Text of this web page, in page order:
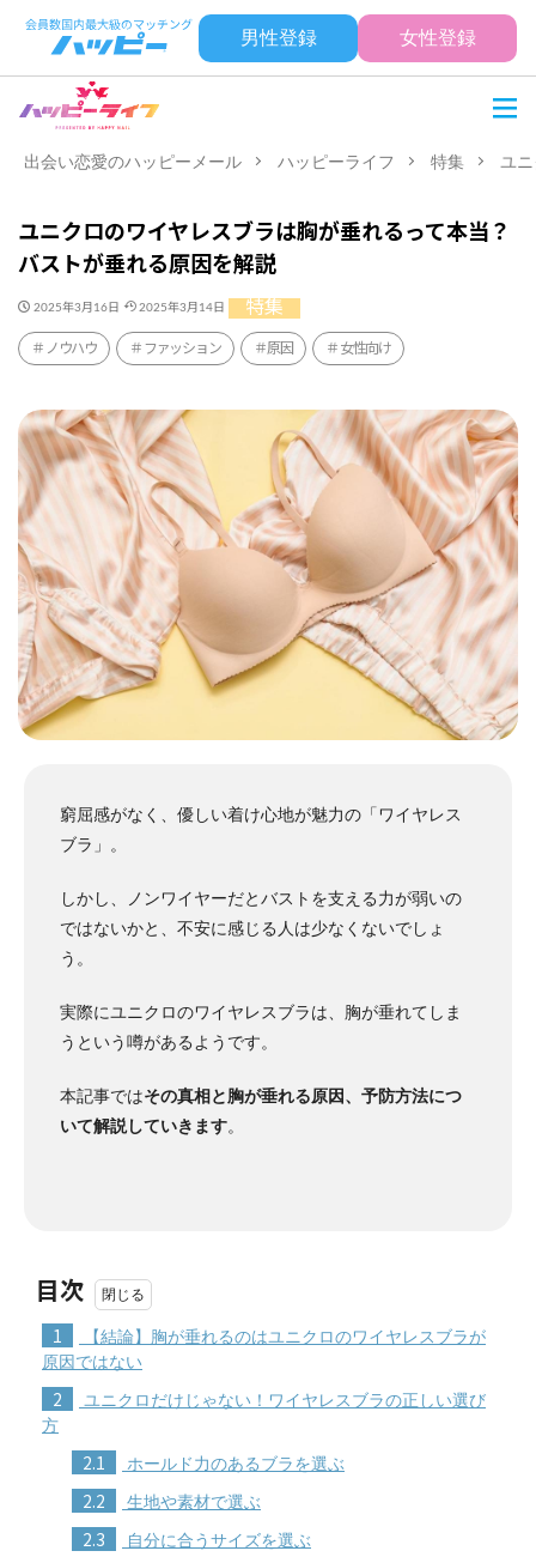
男性登録 女性登録
出会い恋愛のハッピーメール ハッピーライフ 特集 ユ
ユニクロのワイヤレスブラは胸が垂れるって本当？
バストが垂れる原因を解説
2025年3月16日 2025年3月14日 特集
ノウハウ ファッション 原因 女性向け
窮屈感がなく、優しい着け心地が魅力の「ワイヤレス
ブラ」。
しかし、ノンワイヤーだとバストを支える力が弱いの
ではないかと、不安に感じる人は少なくないでしょ
う。
実際にユニクロのワイヤレスブラは、胸が垂れてしま
うという噂があるようです。
本記事ではその真相と胸が垂れる原因、予防方法につ
いて解説していきます。
目次
1
【結論】胸が垂れるのはユニクロのワイヤレスブラが
原因ではない
2
ユニクロだけじゃない！ワイヤレスブラの正しい選び
方
2.1 ホールド力のあるブラを選ぶ
2.2 生地や素材で選ぶ
2.3 自分に合うサイズを選ぶ